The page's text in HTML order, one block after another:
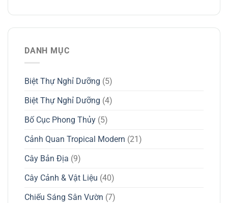
DANH MỤC
Biệt Thự Nghỉ Dưỡng (5)
Biệt Thự Nghỉ Dưỡng (4)
Bố Cục Phong Thủy (5)
Cảnh Quan Tropical Modern (21)
Cây Bản Địa (9)
Cây Cảnh & Vật Liệu (40)
Chiếu Sáng Sân Vườn (7)